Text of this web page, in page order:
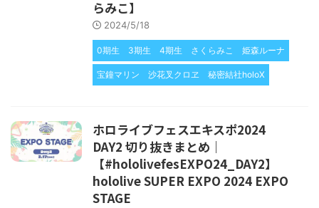
らみこ】
2024/5/18
0期生 3期生 4期生 さくらみこ 姫森ルーナ
宝鐘マリン 沙花叉クロヱ 秘密結社holoX
ホロライブフェスエキスポ2024
DAY2 切り抜きまとめ｜
【#hololivefesEXPO24_DAY2】
hololive SUPER EXPO 2024 EXPO
STAGE